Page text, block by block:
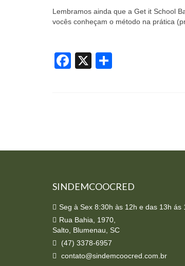
Lembramos ainda que a Get it School
vocês conheçam o método na prática
Facebook
X
SINDEMCOOCRED
Seg à Sex 8:30h às 12h e das 13h ás
Rua Bahia, 1970,
Salto, Blumenau, SC
(47) 3378-6957
contato@sindemcoocred.com.br